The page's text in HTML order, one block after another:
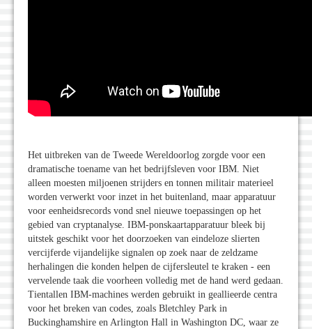
Het uitbreken van de Tweede Wereldoorlog zorgde voor een
dramatische toename van het bedrijfsleven voor IBM. Niet
alleen moesten miljoenen strijders en tonnen militair materieel
worden verwerkt voor inzet in het buitenland, maar apparatuur
voor eenheidsrecords vond snel nieuwe toepassingen op het
gebied van cryptanalyse. IBM-ponskaartapparatuur bleek bij
uitstek geschikt voor het doorzoeken van eindeloze slierten
vercijferde vijandelijke signalen op zoek naar de zeldzame
herhalingen die konden helpen de cijfersleutel te kraken - een
vervelende taak die voorheen volledig met de hand werd gedaan.
Tientallen IBM-machines werden gebruikt in geallieerde centra
voor het breken van codes, zoals Bletchley Park in
Buckinghamshire en Arlington Hall in Washington DC, waar ze